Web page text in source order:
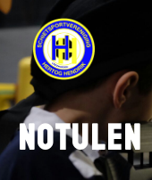
Notulen